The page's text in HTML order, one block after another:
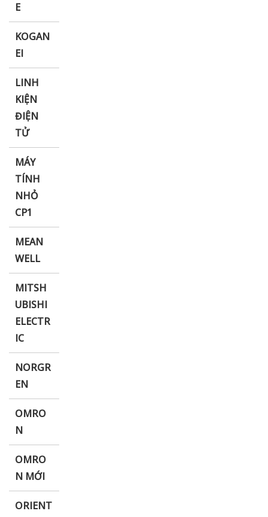
E
KOGAN
EI
LINH
KIỆN
ĐIỆN
TỬ
MÁY
TÍNH
NHỎ
CP1
MEAN
WELL
MITSH
UBISHI
ELECTR
IC
NORGR
EN
OMRO
N
OMRO
N MỚI
ORIENT